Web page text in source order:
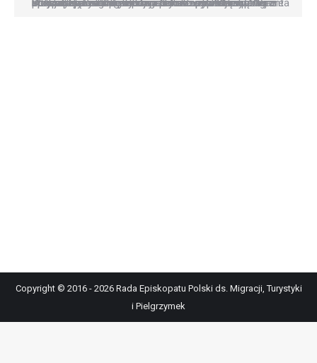
Bielsko-Biała: odpowiedź na słowa papieża – Eucharystia za migrantów i uchodźców W związku z przypadającym 14 stycznia Światowym Dniem Migranta i Uchodźcy oraz w odpowiedzi na apel Kościoła oraz słowa papieża Franciszka i prymasa Polski abp. Wojciecha Polaka, diecezja bielsko-żywiecka podejmie specjalną modlitwę za migrantów i uchodźców. W sposób szczególny obejmie ona mieszkających w Polsce…
Copyright © 2016 - 2026 Rada Episkopatu Polski ds. Migracji, Turystyki
i Pielgrzymek